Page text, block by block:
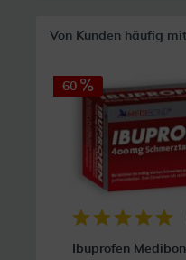
Von Kunden häufig
60
Ibuprofen